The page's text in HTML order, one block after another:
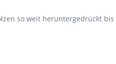
so weit heruntergedrückt